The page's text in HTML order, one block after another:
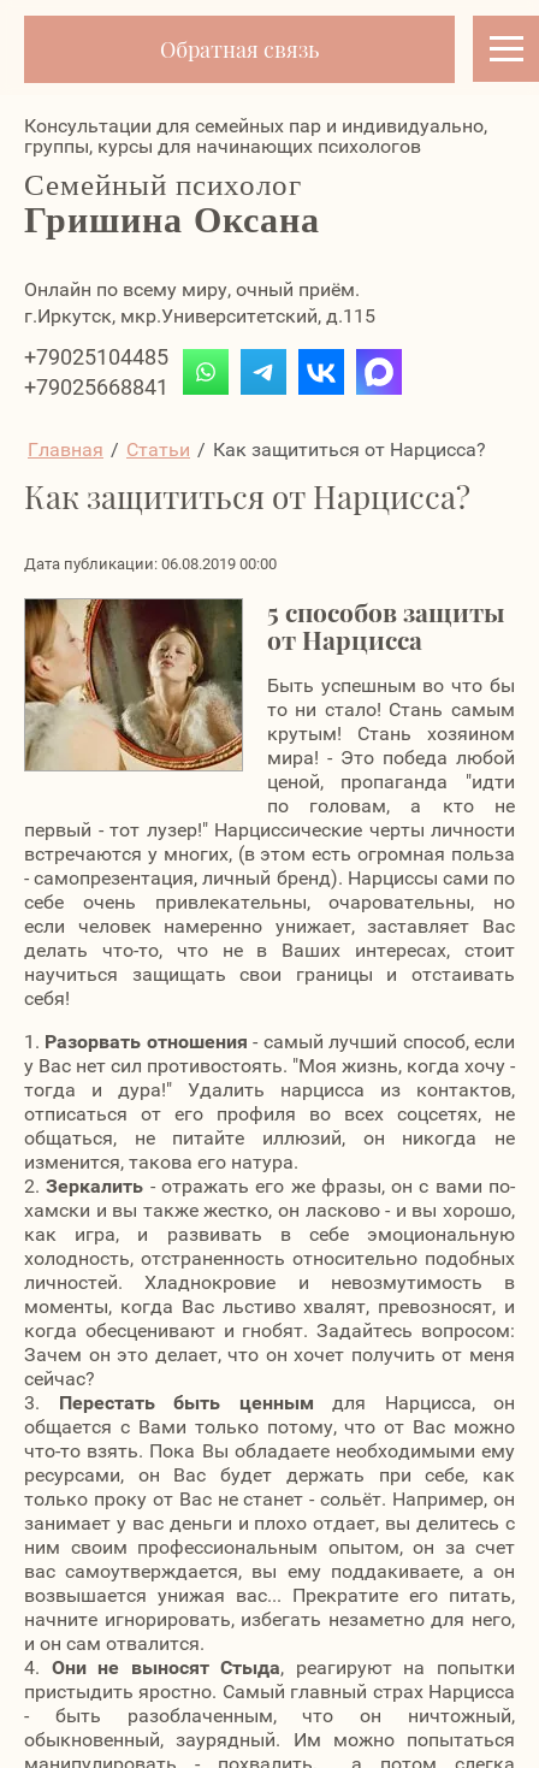
Обратная связь
Семейный психолог
Гришина Оксана
Консультации для семейных пар и индивидуально,
группы, курсы для начинающих психологов
Онлайн по всему миру, очный приём.
г.Иркутск, мкр.Университетский, д.115
+79025104485
+79025668841
Главная / Статьи / Как защититься от Нарцисса?
Как защититься от Нарцисса?
Дата публикации: 06.08.2019 00:00
5 способов защиты
от Нарцисса
Быть успешным во что бы
то ни стало! Стань самым
крутым! Стань хозяином
мира! - Это победа любой
ценой, пропаганда "идти
по головам, а кто не
первый - тот лузер!" Нарциссические черты личности
встречаются у многих, (в этом есть огромная польза
- самопрезентация, личный бренд). Нарциссы сами по
себе очень привлекательны, очаровательны, но
если человек намеренно унижает, заставляет Вас
делать что-то, что не в Ваших интересах, стоит
научиться защищать свои границы и отстаивать
себя!
1. Разорвать отношения - самый лучший способ, если
у Вас нет сил противостоять. "Моя жизнь, когда хочу -
тогда и дура!" Удалить нарцисса из контактов,
отписаться от его профиля во всех соцсетях, не
общаться, не питайте иллюзий, он никогда не
изменится, такова его натура.
2.Зеркалить - отражать его же фразы, он с вами по-
хамски и вы также жестко, он ласково - и вы хорошо,
как игра, и развивать в себе эмоциональную
холодность, отстраненность относительно подобных
личностей. Хладнокровие и невозмутимость в
моменты, когда Вас льстиво хвалят, превозносят, и
когда обесценивают и гнобят. Задайтесь вопросом:
Зачем он это делает, что он хочет получить от меня
сейчас?
3. Перестать быть ценным для Нарцисса, он
общается с Вами только потому, что от Вас можно
что-то взять. Пока Вы обладаете необходимыми ему
ресурсами, он Вас будет держать при себе, как
только проку от Вас не станет - сольёт. Например, он
занимает у вас деньги и плохо отдает, вы делитесь с
ним своим профессиональным опытом, он за счет
вас самоутверждается, вы ему поддакиваете, а он
возвышается унижая вас... Прекратите его питать,
начните игнорировать, избегать незаметно для него,
и он сам отвалится.
4. Они не выносят Стыда, реагируют на попытки
пристыдить яростно. Самый главный страх Нарцисса
- быть разоблаченным, что он ничтожный,
обыкновенный, заурядный. Им можно попытаться